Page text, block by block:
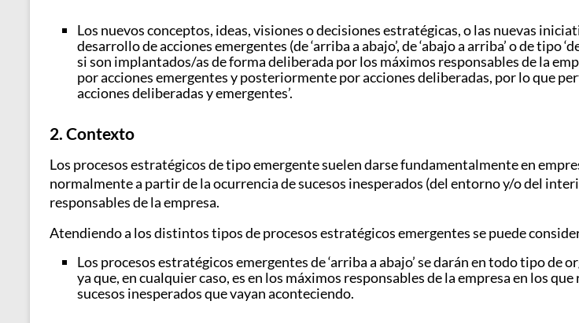
Los nuevos conceptos, ideas, visiones o decisiones estratégicas, o las nuevas
desarrollo de acciones emergentes (de ‘arriba a abajo’, de ‘abajo a arriba’ o de
si son implantados/as de forma deliberada por los máximos responsables de la
por acciones emergentes y posteriormente por acciones deliberadas, por lo que
acciones deliberadas y emergentes’.
2. Contexto
Los procesos estratégicos de tipo emergente suelen darse fundamentalmente en
normalmente a partir de la ocurrencia de sucesos inesperados (del entorno y/o del
responsables de la empresa.
Atendiendo a los distintos tipos de procesos estratégicos emergentes se puede
Los procesos estratégicos emergentes de ‘arriba a abajo’ se darán en todo tipo
ya que, en cualquier caso, es en los máximos responsables de la empresa en los
sucesos inesperados que vayan aconteciendo.